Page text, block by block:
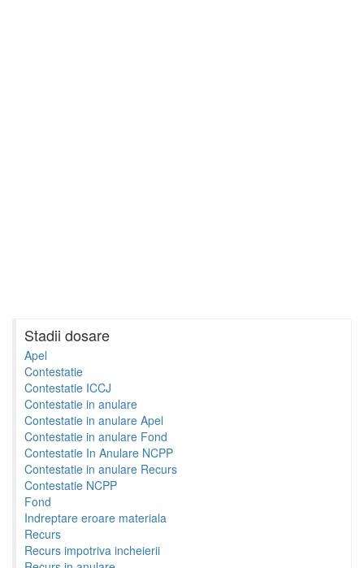
Stadii dosare
Apel
Contestatie
Contestatie ICCJ
Contestatie in anulare
Contestatie in anulare Apel
Contestatie in anulare Fond
Contestatie In Anulare NCPP
Contestatie in anulare Recurs
Contestatie NCPP
Fond
Indreptare eroare materiala
Recurs
Recurs impotriva incheierii